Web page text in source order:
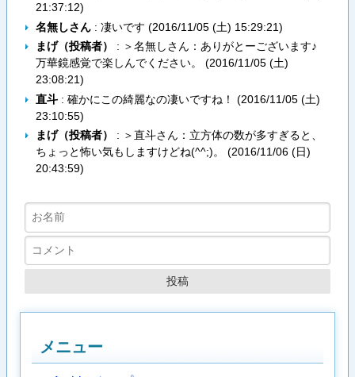
21:37:12)
名無しさん: 凄いです (2016/11/05 (土) 15:29:21)
まげ（投稿者）
: ＞名無しさん：ありがとーございます♪
万華鏡感覚で楽しんでください。 (2016/11/05 (土)
23:08:21)
直斗: 確かにこの綺麗なの凄いですね！ (2016/11/05 (土)
23:10:55)
まげ（投稿者）
: ＞直斗さん：立方体の数が多すぎると、
ちょっと怖い気もしますけどね(^^;)。 (2016/11/06 (日)
20:43:59)
メニュー